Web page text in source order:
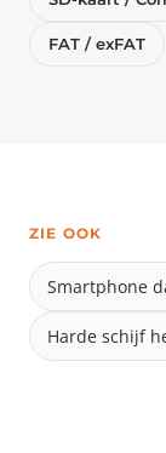
FAT / exFAT
ZIE OOK
Smartphone
Harde schijf